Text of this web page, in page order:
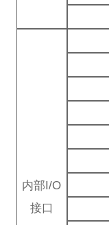
内部I/O
接口